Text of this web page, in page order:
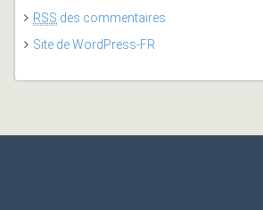
RSS des commentaires
Site de WordPress-FR